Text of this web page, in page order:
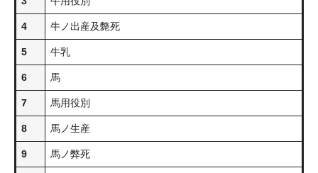
4 牛ノ出産及斃死
5 牛乳
6 馬
7 馬用役別
8 馬ノ生産
9 馬ノ弊死